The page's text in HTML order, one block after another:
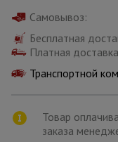
Самовывоз:
Бесплатная
Платная
Транспортной
Товар
заказа